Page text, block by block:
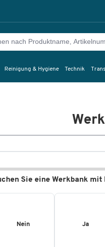
Reinigung & Hygiene Technik
Sie eine Werkbank
Nein Ja